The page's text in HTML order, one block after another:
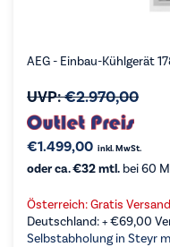
AEG - Einbau-Kühlgerät
UVP:€2.970,00
€1.499,00 inkl. MwSt.
oder ca. €32 mtl. bei 60
Österreich: Gratis Versand
Deutschland: +€69,00
Selbstabholung in Steyr